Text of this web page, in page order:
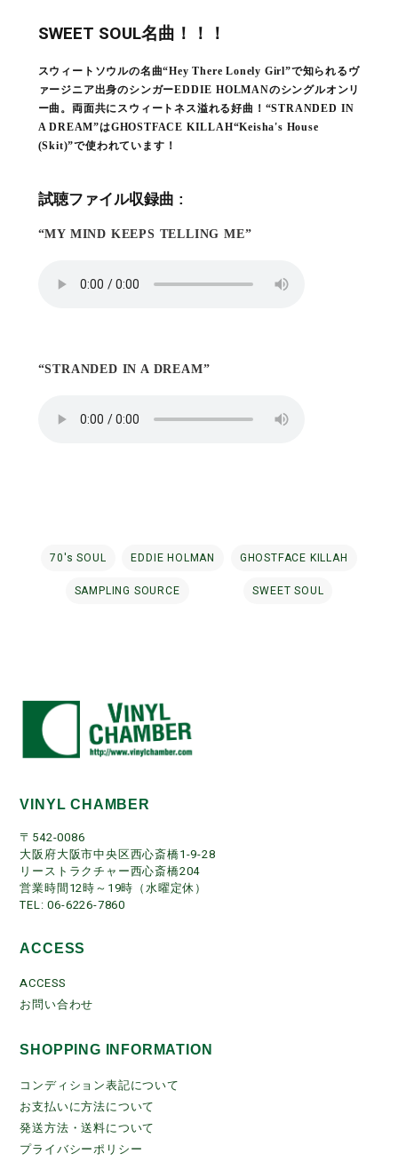
SWEET SOUL名曲！！！
スウィートソウルの名曲“Hey There Lonely Girl”で知られるヴ
ァージニア出身のシンガーEDDIE HOLMANのシングルオンリ
ー曲。両面共にスウィートネス溢れる好曲！“STRANDED IN
A DREAM”はGHOSTFACE KILLAH“Keisha's House
(Skit)”で使われています！
試聴ファイル収録曲 :
“MY MIND KEEPS TELLING ME”
“STRANDED IN A DREAM”
70's SOUL EDDIE HOLMAN GHOSTFACE KILLAH
SAMPLING SOURCE SWEET SOUL
VINYL CHAMBER
〒542-0086
大阪府大阪市中央区西心斎橋1-9-28
リーストラクチャー西心斎橋204
営業時間12時～19時（水曜定休）
TEL: 06-6226-7860
ACCESS
ACCESS
お問い合わせ
SHOPPING INFORMATION
コンディション表記について
お支払いに方法について
発送方法・送料について
プライバシーポリシー